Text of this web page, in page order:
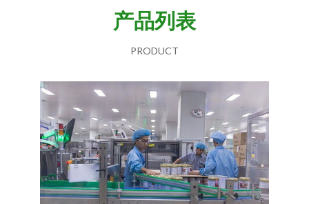
产品列表
PRODUCT